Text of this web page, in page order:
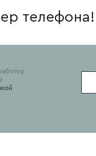
телефона!